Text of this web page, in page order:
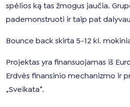
spėlios ką tas žmogus jaučia.
pademonstruoti ir taip pat
Bounce back skirta 5-12 kl.
Projektas yra finansuojamas iš
Erdvės finansinio mechanizmo ir
„Sveikata”.